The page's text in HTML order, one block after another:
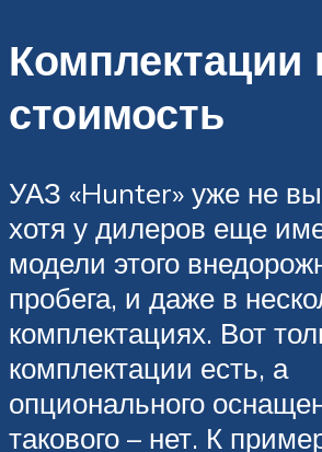
Комплектации
стоимость
УАЗ «Hunter» уже не
хотя у дилеров еще
модели этого
пробега, и даже в
комплектациях. Вот
комплектации есть, а
опционального
такового – нет. К